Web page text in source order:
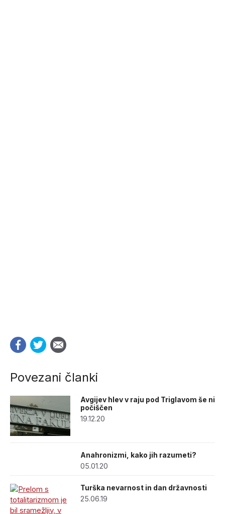
Povezani članki
Avgijev hlev v raju pod Triglavom še ni
počiščen
19.12.20
Anahronizmi, kako jih razumeti?
05.01.20
Turška nevarnost in dan državnosti
25.06.19